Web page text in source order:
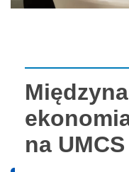
na UMCS